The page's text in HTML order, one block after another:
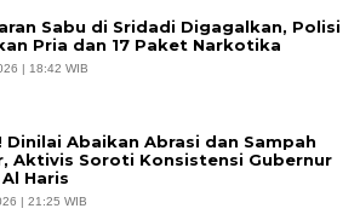
Sabu di Sridadi Digagalkan, Polisi
Pria dan 17 Paket Narkotika
| 18:42 WIB
Dinilai Abaikan Abrasi dan Sampah
Aktivis Soroti Konsistensi Gubernur
Haris
| 21:25 WIB